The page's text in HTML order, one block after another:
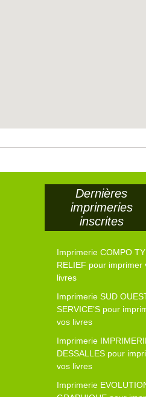
Dernières
imprimeries
inscrites
Imprimerie COMPO
RELIEF pour imprimer
livres
Imprimerie SUD
SERVICE’S pour
vos livres
Imprimerie
DESSALLES pour
vos livres
Imprimerie